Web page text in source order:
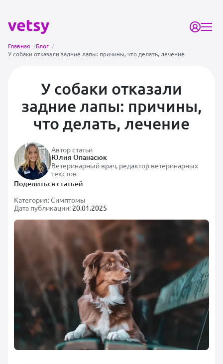
Главная /Блог /
У собаки отказали задние лапы: причины, что делать, лечение
У собаки отказали
задние лапы: причины,
что делать, лечение
Автор статьи
Юлия Опанасюк
Ветеринарный врач, редактор ветеринарных
текстов
Поделиться статьей
Категория: Симптомы
Дата публикации: 20.01.2025